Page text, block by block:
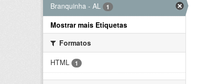
Branquinha - AL 1
Mostrar mais Etiquetas
Formatos
HTML
1